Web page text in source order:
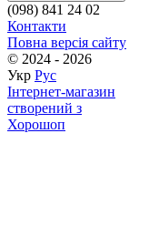
(098) 841 24 02
Контакти
Повна версія сайту
© 2024 - 2026
Укр Рус
Інтернет-магазин
створений з
Хорошоп